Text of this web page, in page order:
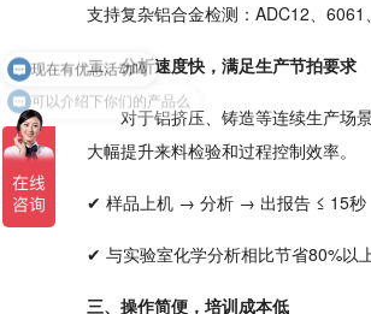
支持复杂铝合金检测： ADC12、6061
二、分析速度快，满足生产节拍要求
对于铝挤压、铸造等连续生产场
大幅提升来料检验和过程控制效率。
✔ 样品上机 → 分析 → 出报告 ≤ 15秒
✔ 与实验室化学分析相比节省80%以
三、操作简便，培训成本低